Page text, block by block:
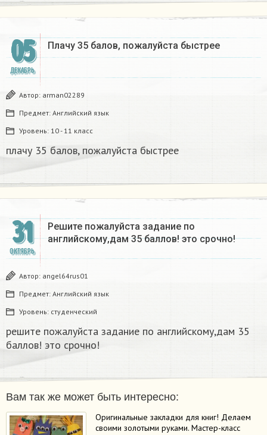
05
ДЕКАБРЬ
Плачу 35 балов, пожалуйста быстрее
Автор: arman02289
Предмет: Английский язык
Уровень: 10 - 11 класс
плачу 35 балов, пожалуйста быстрее
31
ОКТЯБРЬ
Решите пожалуйста задание по
английскому,дам 35 баллов! это срочно!
Автор: angel64rus01
Предмет: Английский язык
Уровень: студенческий
решите пожалуйста задание по английскому,дам 35
баллов! это срочно!
Вам так же может быть интересно:
Оригинальные закладки для книг! Делаем
своими золотыми руками. Мастер-класс